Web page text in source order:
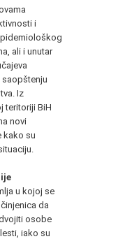
i
ali i unutar
saopštenju
Iz
teritoriji BiH
novi
kako su
u kojoj se
da
osobe
iako su